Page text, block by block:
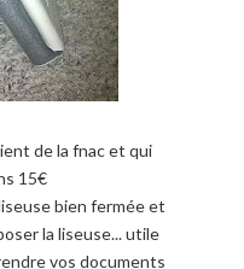
de la fnac et qui
15€
bien fermée et
la liseuse... utile
vos documents